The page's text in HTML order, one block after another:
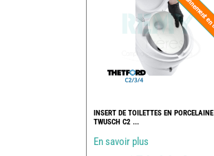
INSERT DE TOILETTES EN PORCELAINE
TWUSCH C2 ...
En savoir plus